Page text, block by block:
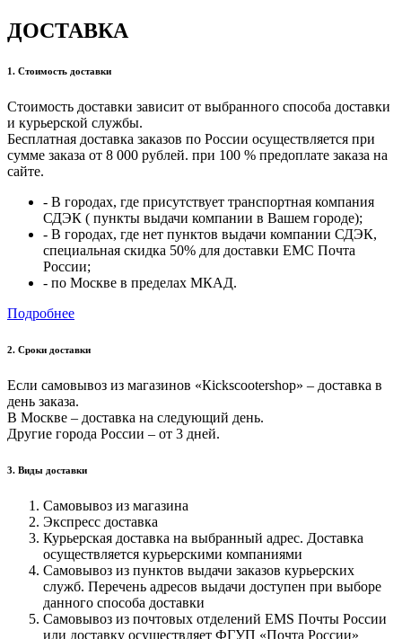
ДОСТАВКА
1. Стоимость доставки
Стоимость доставки зависит от выбранного способа доставки
и курьерской службы.
Бесплатная доставка заказов по России осуществляется при
сумме заказа от 8 000 рублей. при 100 % предоплате заказа на
сайте.
- В городах, где присутствует транспортная компания
СДЭК ( пункты выдачи компании в Вашем городе);
- В городах, где нет пунктов выдачи компании СДЭК,
специальная скидка 50% для доставки ЕМС Почта
России;
- по Москве в пределах МКАД.
Подробнее
2. Cроки доставки
Если самовывоз из магазинов «Кickscootershop» – доставка в
день заказа.
В Москве – доставка на следующий день.
Другие города России – от 3 дней.
3. Виды доставки
Самовывоз из магазина
Экспресс доставка
Курьерская доставка на выбранный адрес. Доставка
осуществляется курьерскими компаниями
Самовывоз из пунктов выдачи заказов курьерских
служб. Перечень адресов выдачи доступен при выборе
данного способа доставки
Самовывоз из почтовых отделений EMS Почты России
или доставку осуществляет ФГУП «Почта России»